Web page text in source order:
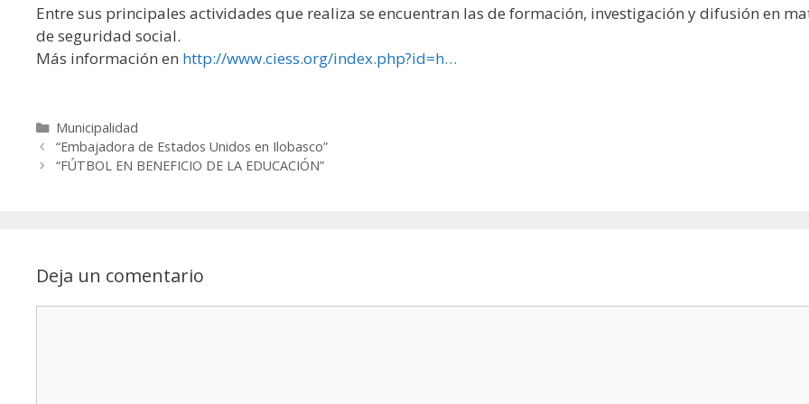
Entre sus principales actividades que realiza se encuentran las de formación, investigación y difusión en
de seguridad social.
Más información en http://www.ciess.org/index.php?id=h…
Municipalidad
“Embajadora de Estados Unidos en Ilobasco”
“FÚTBOL EN BENEFICIO DE LA EDUCACIÓN”
Deja un comentario